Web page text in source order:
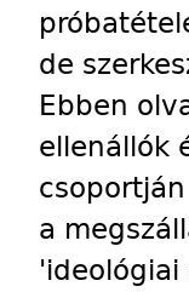
de
Ebben
ellenállók
a